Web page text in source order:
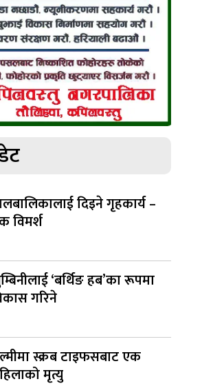
दिइने गृहकार्य –
विमर्श
‘बर्थिङ हब’का रूपमा
गरिने
स्क्रब टाइफसबाट एक
मृत्यु